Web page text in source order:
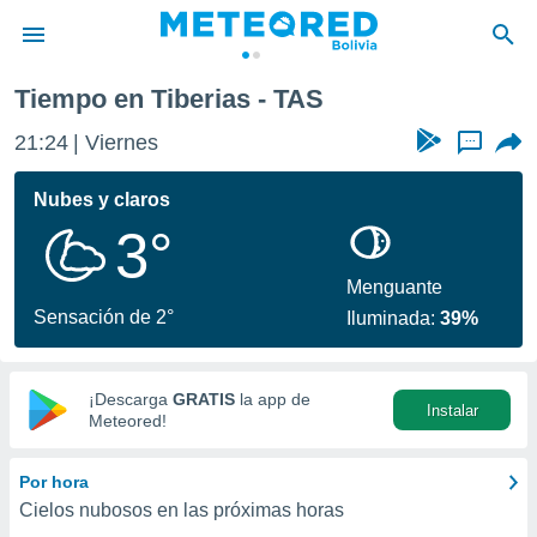
de
ha
calidad.
a este
las
y
digital
basada
Tiempo en Tiberias - TAS
21:24 Viernes ...
Nubes y claros
3°
Sensación de 2°
Menguante
Iluminada:39%
¡Descarga GRATIS la app de
Meteored!
Instalar
Por hora
Cielos nubosos en las próximas horas